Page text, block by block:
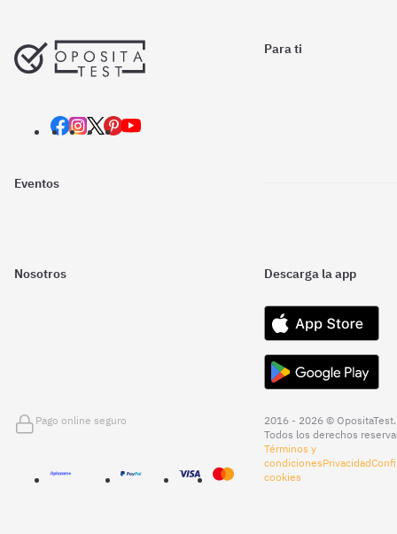
Para ti
Eventos
Nosotros Descarga la app
Pago online seguro
2016 - 2026 © OpositaTest.
Todos los derechos
Términos y
condicionesPrivacidad
cookies